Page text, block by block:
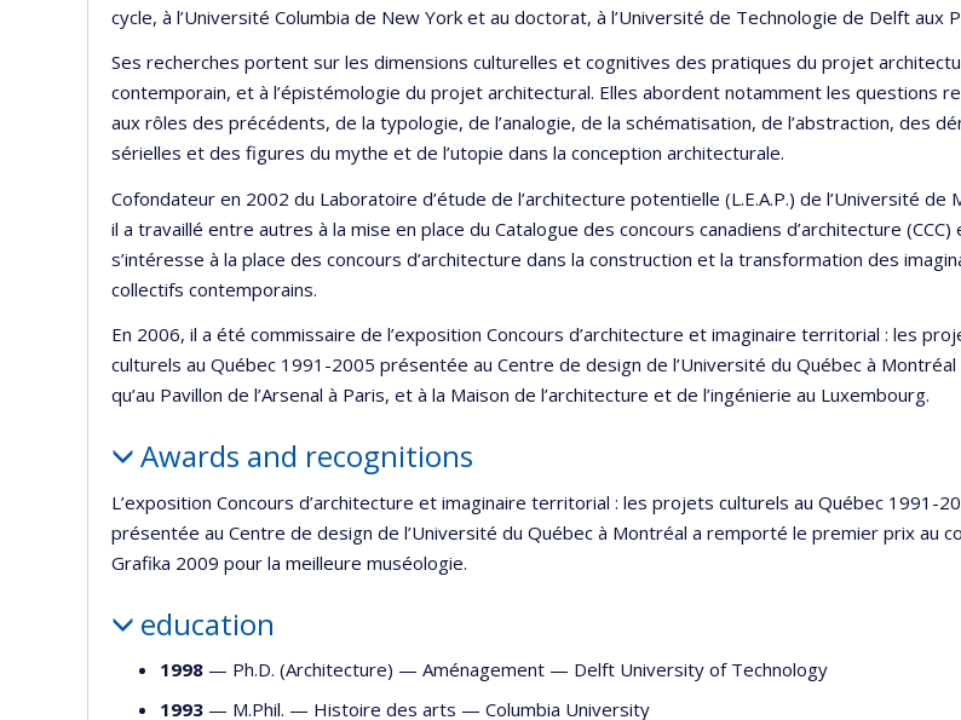
cycle, à l’Université Columbia de New York et au doctorat, à l’Université de Technologie de Delft aux
Ses recherches portent sur les dimensions culturelles et cognitives des pratiques du projet
contemporain, et à l’épistémologie du projet architectural. Elles abordent notamment les questions
aux rôles des précédents, de la typologie, de l’analogie, de la schématisation, de l’abstraction, des
sérielles et des figures du mythe et de l’utopie dans la conception architecturale.
Cofondateur en 2002 du Laboratoire d’étude de l’architecture potentielle (L.E.A.P.) de l’Université de
il a travaillé entre autres à la mise en place du Catalogue des concours canadiens d’architecture (CCC)
s’intéresse à la place des concours d’architecture dans la construction et la transformation des
collectifs contemporains.
En 2006, il a été commissaire de l’exposition Concours d’architecture et imaginaire territorial : les
culturels au Québec 1991-2005 présentée au Centre de design de l’Université du Québec à Montréal
qu’au Pavillon de l’Arsenal à Paris, et à la Maison de l’architecture et de l’ingénierie au Luxembourg.
Awards and recognitions
L’exposition Concours d’architecture et imaginaire territorial : les projets culturels au Québec 1991-
présentée au Centre de design de l’Université du Québec à Montréal a remporté le premier prix au
Grafika 2009 pour la meilleure muséologie.
education
1998 — Ph.D. (Architecture) — Aménagement — Delft University of Technology
1993 — M.Phil. — Histoire des arts — Columbia University